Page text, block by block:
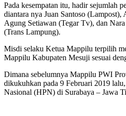
Pada kesempatan itu, hadir sejumlah
diantara nya Juan Santoso
Agung Setiawan (Tegar Tv), dan
(Trans Lampung).
Misdi selaku Ketua Mappilu terpilih
Mappilu Kabupaten Mesuji sesuai
Dimana sebelumnya Mappilu PWI
dikukuhkan pada 9 Februari 2019
Nasional (HPN) di Surabaya – Jawa